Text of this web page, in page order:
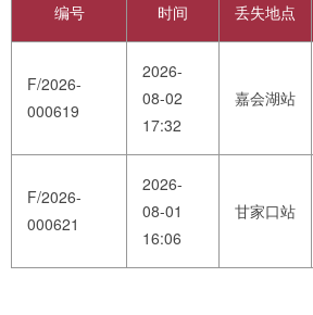
编号 时间 丢失地点
F/2026-
000619
2026-
08-02
17:32
嘉会湖站
F/2026-
000621
2026-
08-01
16:06
甘家口站